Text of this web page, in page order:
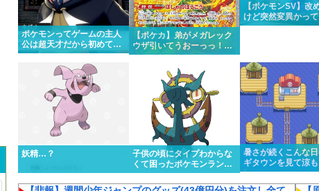
ポケモンってゲームの主人
公は超天才だから初めて出
場したポケモンリーグもさ
くっと優勝しちゃうけど…
【ポケカ】弟がメガレック
ウザ引いてうおーっっ！！
かっけー！！って一緒にな
ってるんだけど…
【ポケモンSV】改
けど突然変異かっ
メインストーリー
妖精…？
子供の頃にタイプわからな
くて困ったポケモンランキ
ング１位はる
暑さが続くこんな
ギタウンを見て涼も